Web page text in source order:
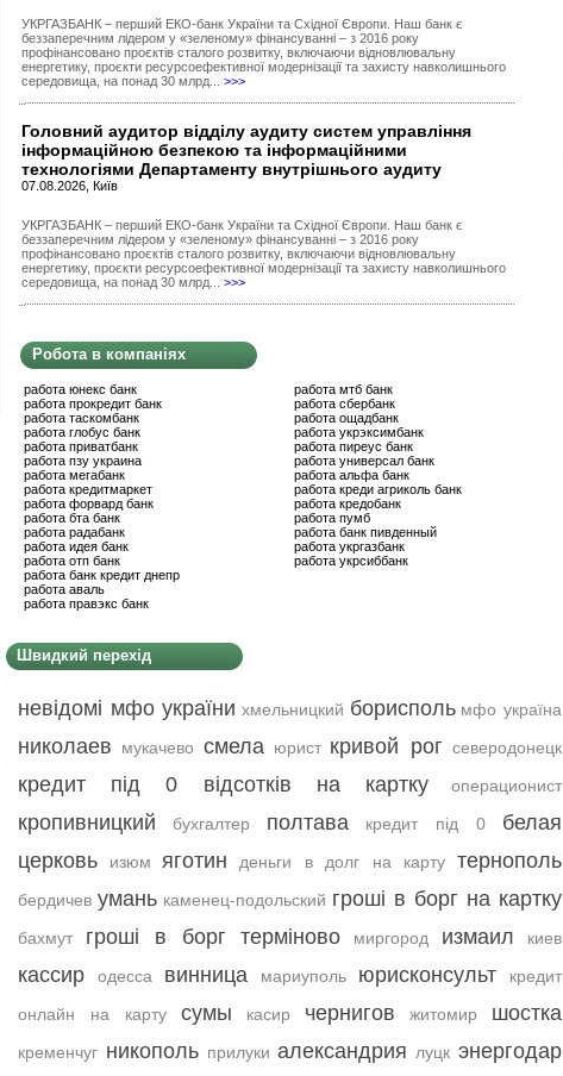
УКРГАЗБАНК – перший ЕКО-банк України та Східної Європи. Наш банк є
беззаперечним лідером у «зеленому» фінансуванні – з 2016 року
профінансовано проєктів сталого розвитку, включаючи відновлювальну
енергетику, проєкти ресурсоефективної модернізації та захисту навколишнього
середовища, на понад 30 млрд... >>>
Головний аудитор відділу аудиту систем управління
інформаційною безпекою та інформаційними
технологіями Департаменту внутрішнього аудиту
07.08.2026, Київ
УКРГАЗБАНК – перший ЕКО-банк України та Східної Європи. Наш банк є
беззаперечним лідером у «зеленому» фінансуванні – з 2016 року
профінансовано проєктів сталого розвитку, включаючи відновлювальну
енергетику, проєкти ресурсоефективної модернізації та захисту навколишнього
середовища, на понад 30 млрд... >>>
Робота в компаніях
работа юнекс банк
работа прокредит банк
работа таскомбанк
работа глобус банк
работа приватбанк
работа пзу украина
работа мегабанк
работа кредитмаркет
работа форвард банк
работа бта банк
работа радабанк
работа идея банк
работа отп банк
работа банк кредит днепр
работа аваль
работа правэкс банк
работа мтб банк
работа сбербанк
работа ощадбанк
работа укрэксимбанк
работа пиреус банк
работа универсал банк
работа альфа банк
работа креди агриколь банк
работа кредобанк
работа пумб
работа банк пивденный
работа укргазбанк
работа укрсиббанк
Швидкий перехід
невідомі мфо україни хмельницкий борисполь мфо україна
николаев мукачево смела юрист кривой рог северодонецк
кредит під 0 відсотків на картку операционист
кропивницкий бухгалтер полтава кредит під 0
белая
церковь
изюм яготин деньги в долг на карту тернополь
бердичев умань каменец-подольский гроші в борг на картку
бахмут гроші в борг терміново миргород измаил киев
кассир одесса винница мариуполь юрисконсульт
кредит
онлайн на карту
сумы касир чернигов житомир шостка
кременчуг никополь прилуки александрия луцк энергодар